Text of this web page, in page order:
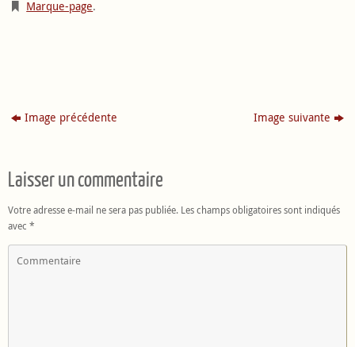
Marque-page.
Image précédente Image suivante
Laisser un commentaire
Votre adresse e-mail ne sera pas publiée. Les champs obligatoires sont indiqués
avec *